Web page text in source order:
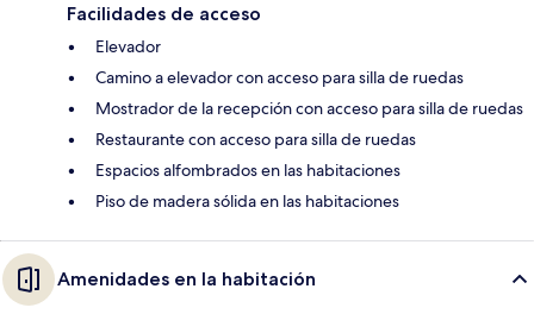
Facilidades de acceso
Elevador
Camino a elevador con acceso para silla de ruedas
Mostrador de la recepción con acceso para silla de ruedas
Restaurante con acceso para silla de ruedas
Espacios alfombrados en las habitaciones
Piso de madera sólida en las habitaciones
Amenidades en la habitación